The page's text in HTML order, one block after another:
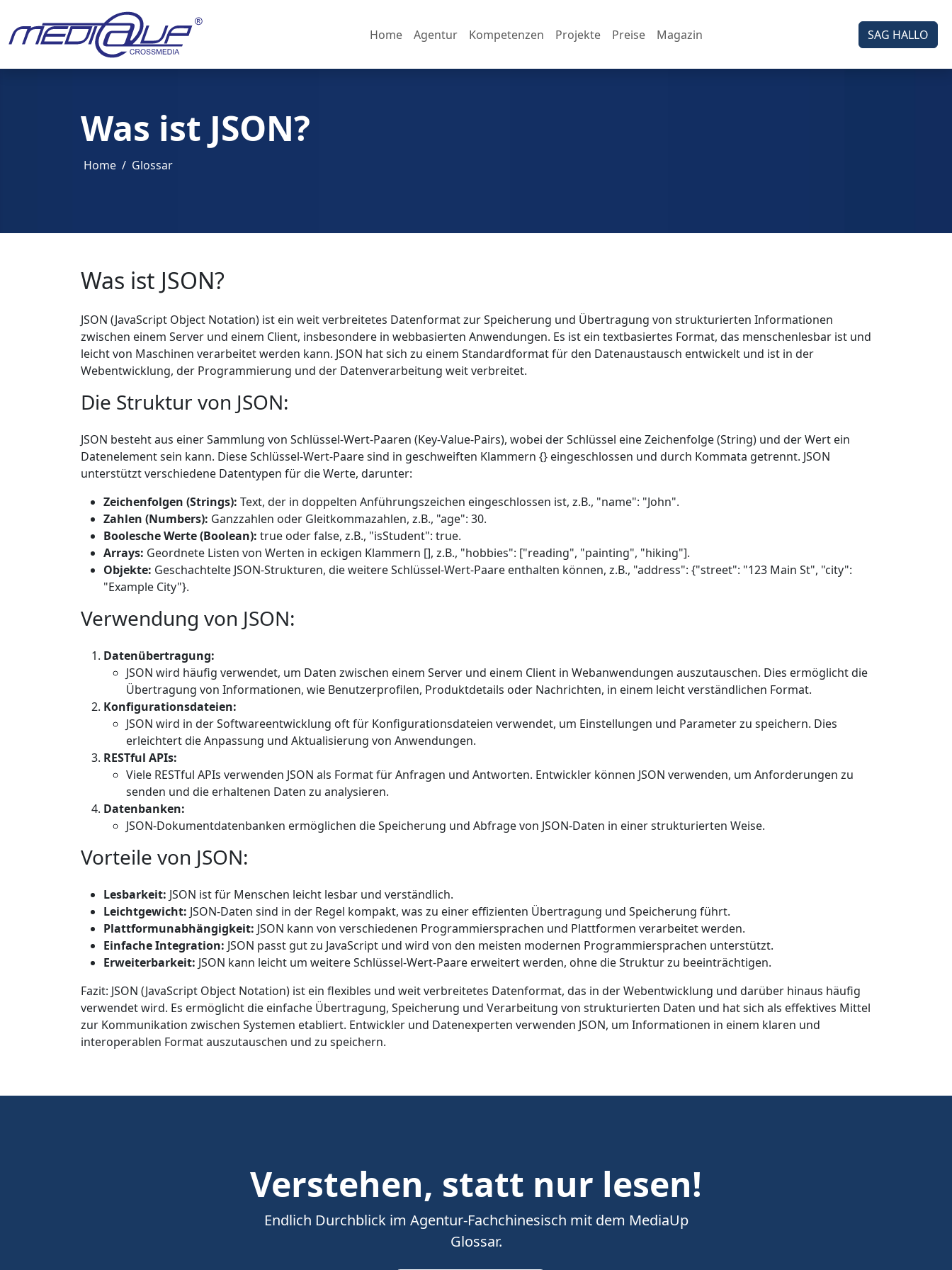
Home Agentur Kompetenzen Projekte Preise Magazin SAG HALLO
Was ist JSON?
Home Glossar
Was ist JSON?
JSON (JavaScript Object Notation) ist ein weit verbreitetes Datenformat zur Speicherung und Übertragung von strukturierten Informationen
zwischen einem Server und einem Client, insbesondere in webbasierten Anwendungen. Es ist ein textbasiertes Format, das menschenlesbar ist und
leicht von Maschinen verarbeitet werden kann. JSON hat sich zu einem Standardformat für den Datenaustausch entwickelt und ist in der
Webentwicklung, der Programmierung und der Datenverarbeitung weit verbreitet.
Die Struktur von JSON:
JSON besteht aus einer Sammlung von Schlüssel-Wert-Paaren (Key-Value-Pairs), wobei der Schlüssel eine Zeichenfolge (String) und der Wert ein
Datenelement sein kann. Diese Schlüssel-Wert-Paare sind in geschweiften Klammern {} eingeschlossen und durch Kommata getrennt. JSON
unterstützt verschiedene Datentypen für die Werte, darunter:
Zeichenfolgen (Strings): Text, der in doppelten Anführungszeichen eingeschlossen ist, z.B., "name": "John".
Zahlen (Numbers): Ganzzahlen oder Gleitkommazahlen, z.B., "age": 30.
Boolesche Werte (Boolean): true oder false, z.B., "isStudent": true.
Arrays: Geordnete Listen von Werten in eckigen Klammern [], z.B., "hobbies": ["reading", "painting", "hiking"].
Objekte: Geschachtelte JSON-Strukturen, die weitere Schlüssel-Wert-Paare enthalten können, z.B., "address": {"street": "123 Main St", "city":
"Example City"}.
Verwendung von JSON:
Datenübertragung:
JSON wird häufig verwendet, um Daten zwischen einem Server und einem Client in Webanwendungen auszutauschen. Dies ermöglicht die
Übertragung von Informationen, wie Benutzerprofilen, Produktdetails oder Nachrichten, in einem leicht verständlichen Format.
Konfigurationsdateien:
JSON wird in der Softwareentwicklung oft für Konfigurationsdateien verwendet, um Einstellungen und Parameter zu speichern. Dies
erleichtert die Anpassung und Aktualisierung von Anwendungen.
RESTful APIs:
Viele RESTful APIs verwenden JSON als Format für Anfragen und Antworten. Entwickler können JSON verwenden, um Anforderungen zu
senden und die erhaltenen Daten zu analysieren.
Datenbanken:
JSON-Dokumentdatenbanken ermöglichen die Speicherung und Abfrage von JSON-Daten in einer strukturierten Weise.
Vorteile von JSON:
Lesbarkeit: JSON ist für Menschen leicht lesbar und verständlich.
Leichtgewicht: JSON-Daten sind in der Regel kompakt, was zu einer effizienten Übertragung und Speicherung führt.
Plattformunabhängigkeit: JSON kann von verschiedenen Programmiersprachen und Plattformen verarbeitet werden.
Einfache Integration: JSON passt gut zu JavaScript und wird von den meisten modernen Programmiersprachen unterstützt.
Erweiterbarkeit: JSON kann leicht um weitere Schlüssel-Wert-Paare erweitert werden, ohne die Struktur zu beeinträchtigen.
Fazit: JSON (JavaScript Object Notation) ist ein flexibles und weit verbreitetes Datenformat, das in der Webentwicklung und darüber hinaus häufig
verwendet wird. Es ermöglicht die einfache Übertragung, Speicherung und Verarbeitung von strukturierten Daten und hat sich als effektives Mittel
zur Kommunikation zwischen Systemen etabliert. Entwickler und Datenexperten verwenden JSON, um Informationen in einem klaren und
interoperablen Format auszutauschen und zu speichern.
Verstehen, statt nur lesen!
Endlich Durchblick im Agentur-Fachchinesisch mit dem MediaUp
Glossar.